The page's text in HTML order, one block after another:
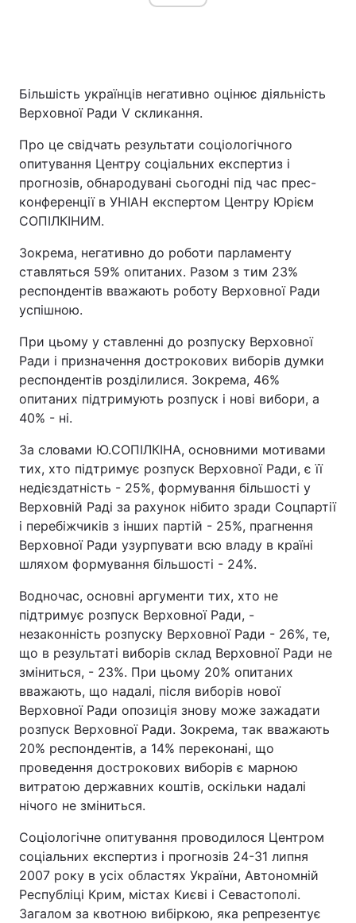
Більшість українців негативно оцінює діяльність
Верховної Ради V скликання.
Про це свідчать результати соціологічного
опитування Центру соціальних експертиз і
прогнозів, обнародувані сьогодні під час прес-
конференції в УНІАН експертом Центру Юрієм
СОПІЛКІНИМ.
Зокрема, негативно до роботи парламенту
ставляться 59% опитаних. Разом з тим 23%
респондентів вважають роботу Верховної Ради
успішною.
При цьому у ставленні до розпуску Верховної
Ради і призначення дострокових виборів думки
респондентів розділилися. Зокрема, 46%
опитаних підтримують розпуск і нові вибори, а
40% - ні.
За словами Ю.СОПІЛКІНА, основними мотивами
тих, хто підтримує розпуск Верховної Ради, є її
недієздатність - 25%, формування більшості у
Верховній Раді за рахунок нібито зради Соцпартії
і перебіжчиків з інших партій - 25%, прагнення
Верховної Ради узурпувати всю владу в країні
шляхом формування більшості - 24%.
Водночас, основні аргументи тих, хто не
підтримує розпуск Верховної Ради, -
незаконність розпуску Верховної Ради - 26%, те,
що в результаті виборів склад Верховної Ради не
зміниться, - 23%. При цьому 20% опитаних
вважають, що надалі, після виборів нової
Верховної Ради опозиція знову може зажадати
розпуск Верховної Ради. Зокрема, так вважають
20% респондентів, а 14% переконані, що
проведення дострокових виборів є марною
витратою державних коштів, оскільки надалі
нічого не зміниться.
Соціологічне опитування проводилося Центром
соціальних експертиз і прогнозів 24-31 липня
2007 року в усіх областях України, Автономній
Республіці Крим, містах Києві і Севастополі.
Загалом за квотною вибіркою, яка репрезентує